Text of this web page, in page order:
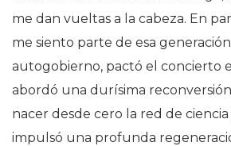
me dan vueltas a la cabeza. En
me siento parte de esa
autogobierno, pactó el concierto
abordó una durísima
nacer desde cero la red de
impulsó una profunda